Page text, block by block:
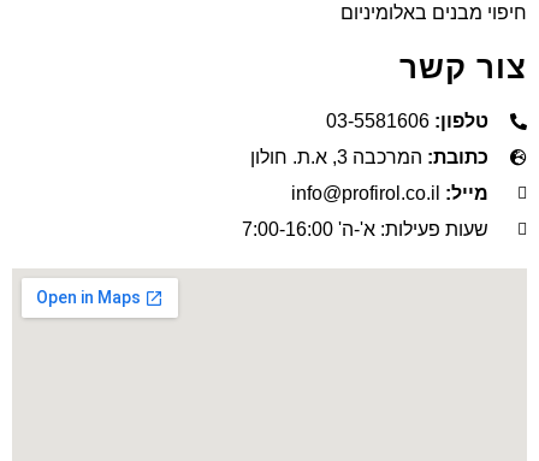
חיפוי מבנים באלומיניום
צור קשר
טלפון: 03-5581606
כתובת: המרכבה 3, א.ת. חולון
מייל:
שעות פעילות: א'-ה' 7:00-16:00